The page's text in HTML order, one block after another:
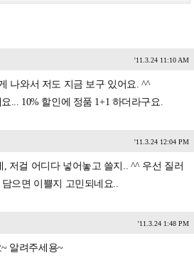
'11.3.24 11:10 AM
나와서 저도 지금 보구 있어요. ^^
... 10% 할인에 정품 1+1 하더라구요.
'11.3.24 12:04 PM
저걸 어디다 넣어놓고 쓸지.. ^^ 우선 질러
으면 이쁠지 고민되네요..
'11.3.24 1:48 PM
알려주세용~